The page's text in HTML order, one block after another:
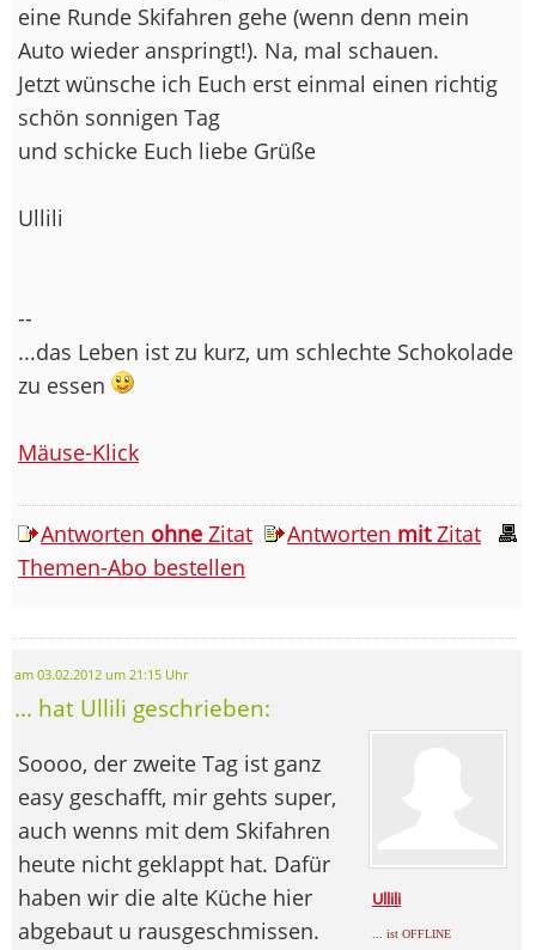
eine Runde Skifahren gehe (wenn denn mein
Auto wieder anspringt!). Na, mal schauen.
Jetzt wünsche ich Euch erst einmal einen richtig
schön sonnigen Tag
und schicke Euch liebe Grüße
Ullili
--
...das Leben ist zu kurz, um schlechte Schokolade
zu essen
Mäuse-Klick
Antworten ohne Zitat Antworten mitZitat
Themen-Abo bestellen
am 03.02.2012 um 21:15 Uhr
... hat Ullili geschrieben:
Ullili
... ist OFFLINE
Soooo, der zweite Tag ist ganz
easy geschafft, mir gehts super,
auch wenns mit dem Skifahren
heute nicht geklappt hat. Dafür
haben wir die alte Küche hier
abgebaut u rausgeschmissen.